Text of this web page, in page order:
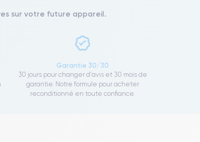
sur votre future appareil.
Garantie 30/30
30 jours pour changer d'avis et 30 mois de
garantie. Notre formule pour acheter
reconditionné en toute confiance.